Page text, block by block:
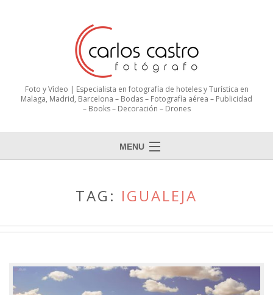
Foto y Vídeo | Especialista en fotografía de hoteles y Turística en
Malaga, Madrid, Barcelona – Bodas – Fotografía aérea – Publicidad
– Books – Decoración – Drones
MENU
TAG: IGUALEJA